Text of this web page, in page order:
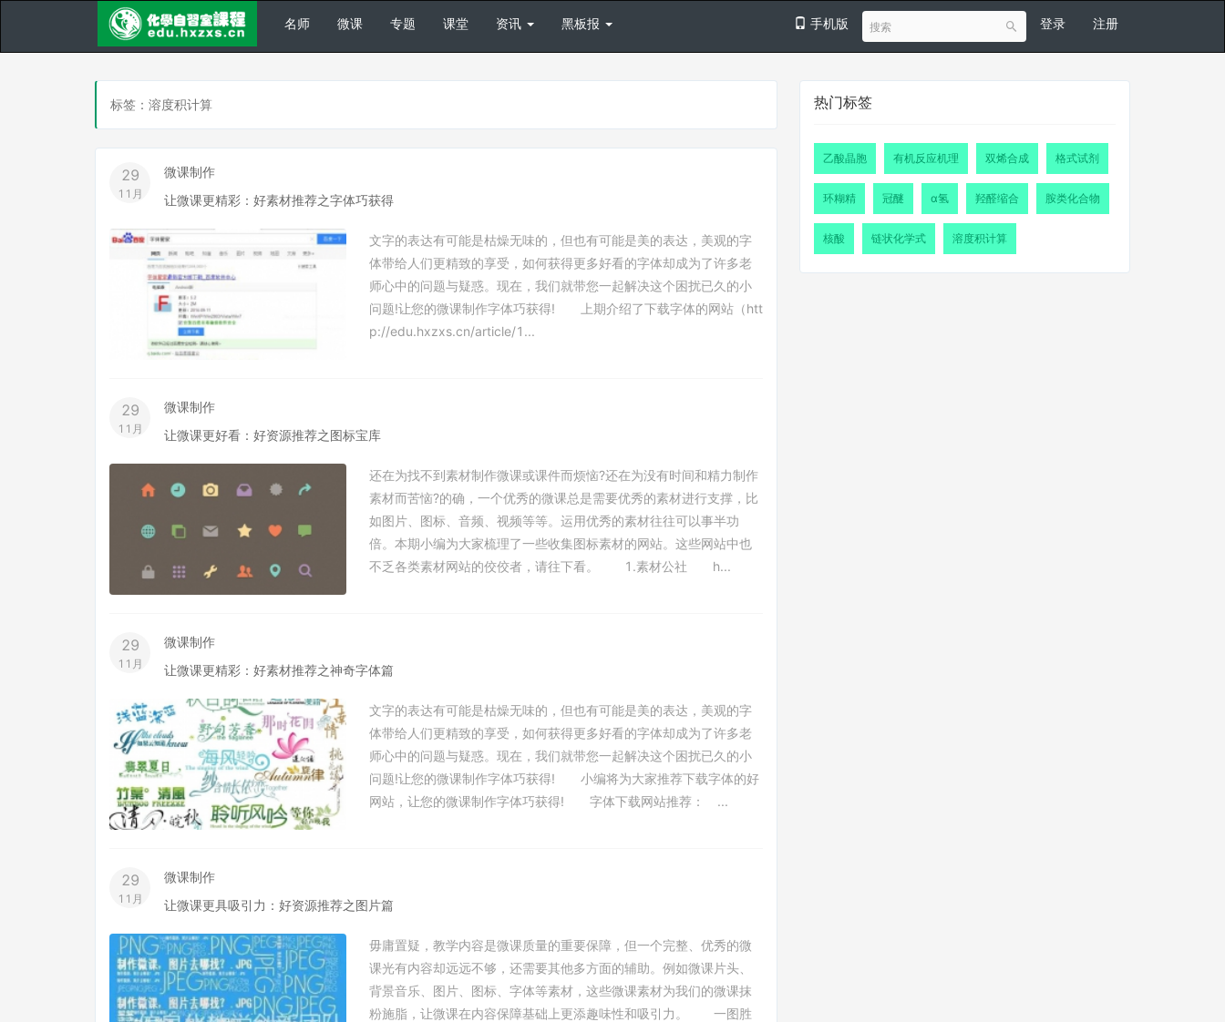
名师 微课 专题 课堂 资讯 黑板报 手机版 登录 注册
标签：溶度积计算
29
11月
微课制作
让微课更精彩：好素材推荐之字体巧获得
文字的表达有可能是枯燥无味的，但也有可能是美的表达，美观的字
体带给人们更精致的享受，如何获得更多好看的字体却成为了许多老
师心中的问题与疑惑。现在，我们就带您一起解决这个困扰已久的小
问题!让您的微课制作字体巧获得! 上期介绍了下载字体的网站（htt
p://edu.hxzxs.cn/article/1...
29
11月
微课制作
让微课更好看：好资源推荐之图标宝库
还在为找不到素材制作微课或课件而烦恼?还在为没有时间和精力制作
素材而苦恼?的确，一个优秀的微课总是需要优秀的素材进行支撑，比
如图片、图标、音频、视频等等。运用优秀的素材往往可以事半功
倍。本期小编为大家梳理了一些收集图标素材的网站。这些网站中也
不乏各类素材网站的佼佼者，请往下看。 1.素材公社 h...
29
11月
微课制作
让微课更精彩：好素材推荐之神奇字体篇
文字的表达有可能是枯燥无味的，但也有可能是美的表达，美观的字
体带给人们更精致的享受，如何获得更多好看的字体却成为了许多老
师心中的问题与疑惑。现在，我们就带您一起解决这个困扰已久的小
问题!让您的微课制作字体巧获得! 小编将为大家推荐下载字体的好
网站，让您的微课制作字体巧获得! 字体下载网站推荐： ...
29
11月
微课制作
让微课更具吸引力：好资源推荐之图片篇
毋庸置疑，教学内容是微课质量的重要保障，但一个完整、优秀的微
课光有内容却远远不够，还需要其他多方面的辅助。例如微课片头、
背景音乐、图片、图标、字体等素材，这些微课素材为我们的微课抹
粉施脂，让微课在内容保障基础上更添趣味性和吸引力。 一图胜
热门标签
乙酸晶胞 有机反应机理 双烯合成 格式试剂
环糊精 冠醚 α氢 羟醛缩合 胺类化合物
核酸 链状化学式 溶度积计算